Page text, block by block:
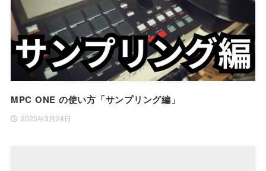
MPC ONE の使い方「サンプリング編」
2025年3月24日